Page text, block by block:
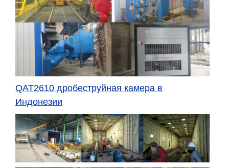
QAT2610 дробеструйная камера в
Индонезии